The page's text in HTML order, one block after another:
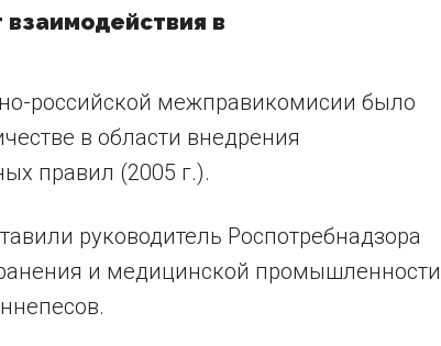
взаимодействия в
российской межправикомисии было
в области внедрения
правил (2005 г.).
руководитель Роспотребнадзора
и медицинской промышленности